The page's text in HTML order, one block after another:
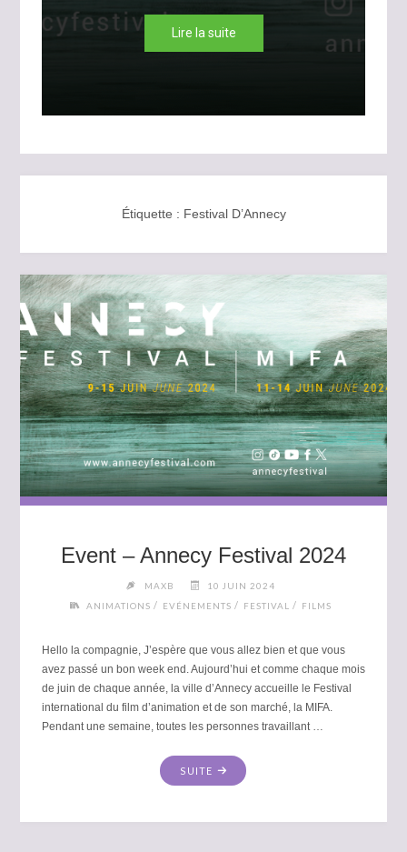
Lire la suite
Étiquette : Festival D’Annecy
Event – Annecy Festival 2024
MAXB
10 JUIN 2024
ANIMATIONS / EVÉNEMENTS / FESTIVAL / FILMS
Hello la compagnie, J’espère que vous allez bien et que vous
avez passé un bon week end. Aujourd’hui et comme chaque mois
de juin de chaque année, la ville d’Annecy accueille le Festival
international du film d’animation et de son marché, la MIFA.
Pendant une semaine, toutes les personnes travaillant …
SUITE "EVENT
–